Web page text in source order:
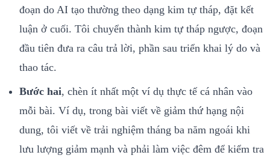
đoạn do AI tạo thường theo dạng kim tự tháp, đặt kết
luận ở cuối. Tôi chuyển thành kim tự tháp ngược, đoạn
đầu tiên đưa ra câu trả lời, phần sau triển khai lý do và
thao tác.
Bước hai, chèn ít nhất một ví dụ thực tế cá nhân vào
mỗi bài. Ví dụ, trong bài viết về giảm thứ hạng nội
dung, tôi viết về trải nghiệm tháng ba năm ngoái khi
lưu lượng giảm mạnh và phải làm việc đêm để kiểm tra